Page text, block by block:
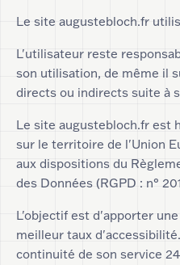
Le site augustebloch.fr
L'utilisateur reste
son utilisation, de même il
directs ou indirects suite à
Le site augustebloch.fr est
sur le territoire de l'Union
aux dispositions du
des Données (RGPD : n°
L'objectif est d'apporter
meilleur taux
continuité de son service